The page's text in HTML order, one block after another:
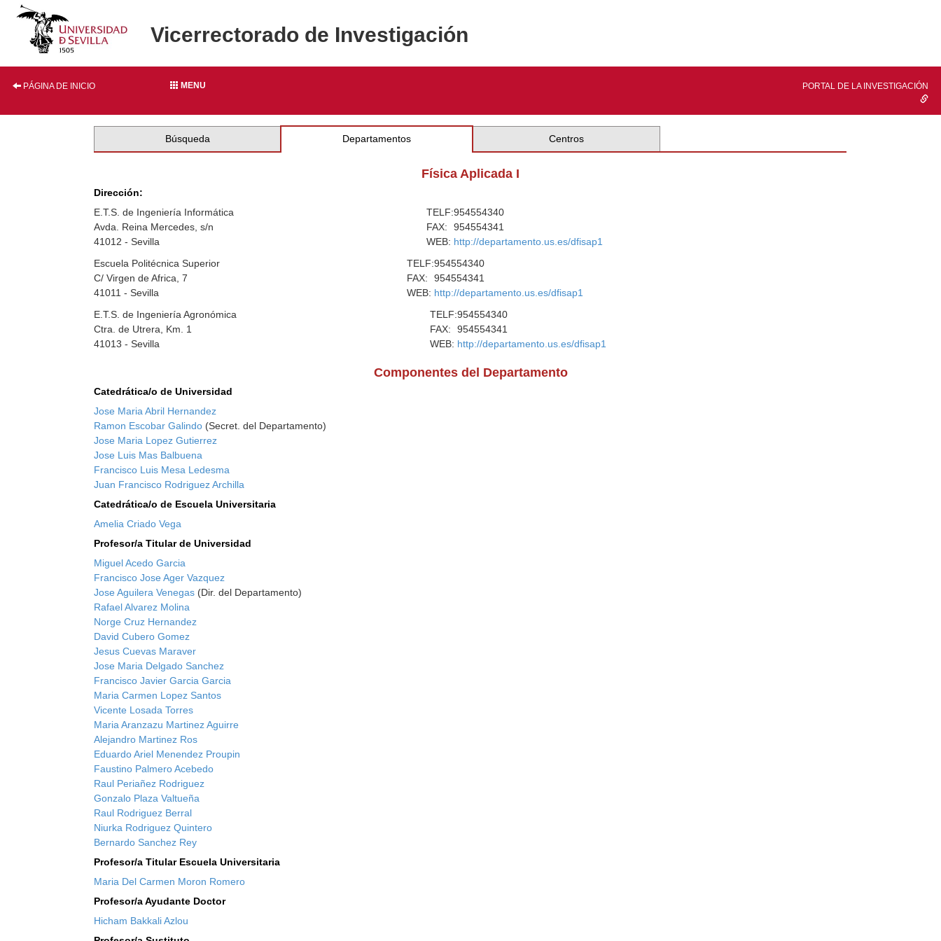
Vicerrectorado de Investigación
PÁGINA DE INICIO MENU PORTAL DE LA INVESTIGACIÓN
Búsqueda Departamentos Centros
Física Aplicada I
Dirección:
E.T.S. de Ingeniería Informática
Avda. Reina Mercedes, s/n
41012 - Sevilla
TELF:954554340
FAX:
954554341
WEB: http://departamento.us.es/dfisap1
Escuela Politécnica Superior
C/ Virgen de Africa, 7
41011 - Sevilla
TELF:954554340
FAX:
954554341
WEB: http://departamento.us.es/dfisap1
E.T.S. de Ingeniería Agronómica
Ctra. de Utrera, Km. 1
41013 - Sevilla
TELF:954554340
FAX:
954554341
WEB: http://departamento.us.es/dfisap1
Componentes del Departamento
Catedrática/o de Universidad
Jose Maria Abril Hernandez
Ramon Escobar Galindo (Secret. del Departamento)
Jose Maria Lopez Gutierrez
Jose Luis Mas Balbuena
Francisco Luis Mesa Ledesma
Juan Francisco Rodriguez Archilla
Catedrática/o de Escuela Universitaria
Amelia Criado Vega
Profesor/a Titular de Universidad
Miguel Acedo Garcia
Francisco Jose Ager Vazquez
Jose Aguilera Venegas (Dir. del Departamento)
Rafael Alvarez Molina
Norge Cruz Hernandez
David Cubero Gomez
Jesus Cuevas Maraver
Jose Maria Delgado Sanchez
Francisco Javier Garcia Garcia
Maria Carmen Lopez Santos
Vicente Losada Torres
Maria Aranzazu Martinez Aguirre
Alejandro Martinez Ros
Eduardo Ariel Menendez Proupin
Faustino Palmero Acebedo
Raul Periañez Rodriguez
Gonzalo Plaza Valtueña
Raul Rodriguez Berral
Niurka Rodriguez Quintero
Bernardo Sanchez Rey
Profesor/a Titular Escuela Universitaria
Maria Del Carmen Moron Romero
Profesor/a Ayudante Doctor
Hicham Bakkali Azlou